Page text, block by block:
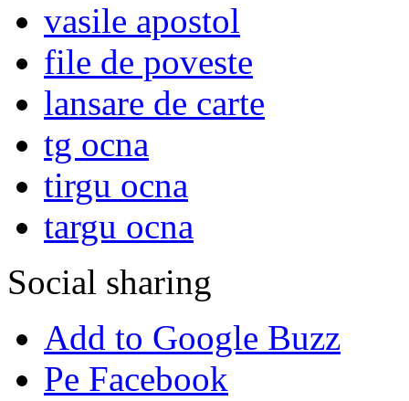
vasile apostol
file de poveste
lansare de carte
tg ocna
tirgu ocna
targu ocna
Social sharing
Add to Google Buzz
Pe Facebook